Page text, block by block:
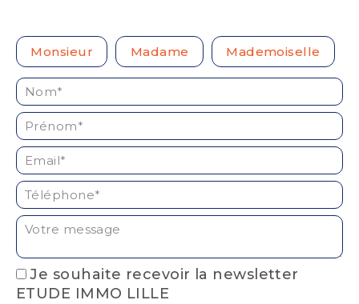
Civilité :
Monsieur Madame Mademoiselle
Nom* :
Prénom* :
Email* :
Téléphone* :
Votre message :
Je souhaite recevoir la newsletter
ETUDE IMMO LILLE